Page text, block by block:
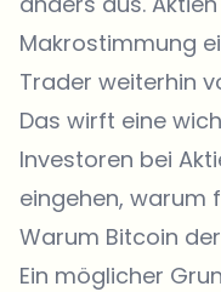
Makrostimmung
Trader weiterhin
Das wirft eine
Investoren bei
eingehen, warum
Warum Bitcoin
Ein möglicher